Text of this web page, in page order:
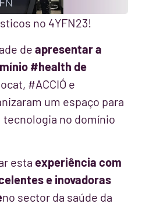
no 4YFN23!
de apresentar a
#health de
#ACCIÓ e
um espaço para
no domínio
esta experiência com
e inovadoras
no sector da saúde da